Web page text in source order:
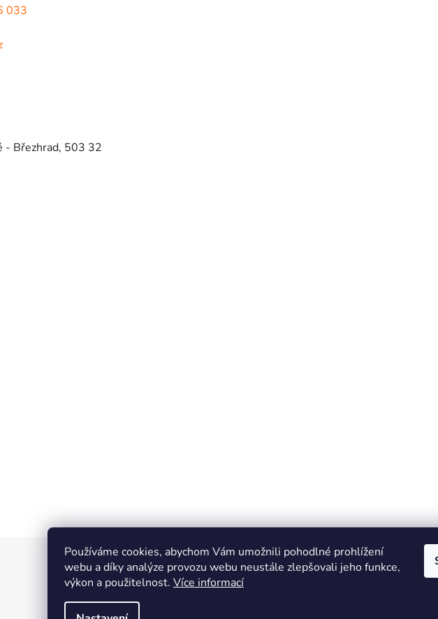
Používáme cookies, abychom Vám umožnili pohodlné prohlížení
webu a díky analýze provozu webu neustále zlepšovali jeho funkce,
výkon a použitelnost. Více informací
033
- Březhrad, 503 32
Online marketing zajišťuje společnost X-VISION